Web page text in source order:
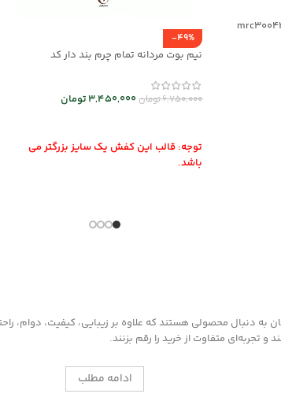
-49%
نیم بوت مردانه تمام چرم بند دار کد
6,750,000تومان3,450,000تومان
توجه: قالب این کفش یک سایز بزرگتر می
باشد.
دنبال محصولی هستند که علاوه بر زیبایی، کیفیت، دوام،
تجربه‌ای متفاوت از خرید را رقم بزنند.
ادامه مطلب